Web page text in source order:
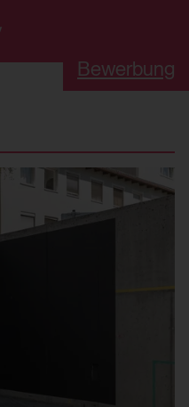
Bewerbung